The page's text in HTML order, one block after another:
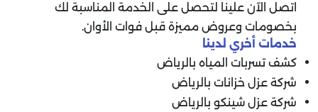
اتصل الآن علينا لتحصل على الخدمة المناسبة لك
بخصومات وعروض مميزة قبل فوات الأوان.
خدمات أخري لدينا
كشف تسربات المياه بالرياض
شركة عزل خزانات بالرياض
شركة عزل شينكو بالرياض